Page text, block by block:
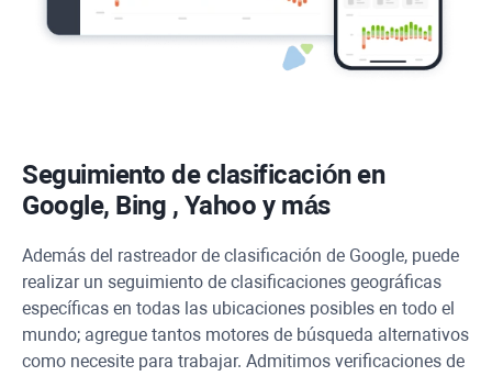
Seguimiento de clasificación en
Google, Bing , Yahoo y más
Además del rastreador de clasificación de Google, puede
realizar un seguimiento de clasificaciones geográficas
específicas en todas las ubicaciones posibles en todo el
mundo; agregue tantos motores de búsqueda alternativos
como necesite para trabajar. Admitimos verificaciones de